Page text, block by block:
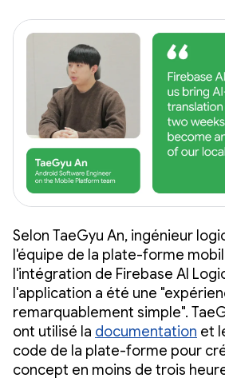
Selon TaeGyu An, ingénieur
l'équipe de la plate-forme
l'intégration de Firebase AI
l'application a été une
remarquablement simple".
ont utilisé la documentation et
code de la plate-forme pour
concept en moins de trois